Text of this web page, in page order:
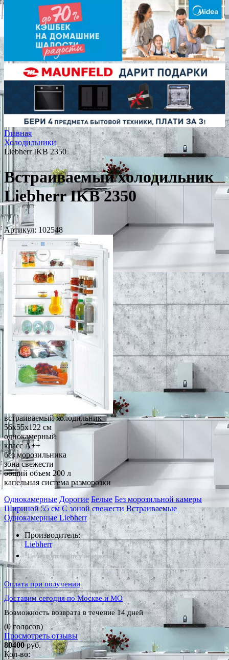
Главная
Холодильники
Liebherr IKB 2350
Встраиваемый холодильник
Liebherr IKB 2350
Артикул: 102548
встраиваемый холодильник
56x55x122 см
однокамерный
класс A++
без морозильника
зона свежести
общий объем 200 л
капельная система разморозки
Однокамерные Дорогие Белые Без морозильной камеры
Шириной 55 см С зоной свежести Встраиваемые
Однокамерные Liebherr
Производитель:
Liebherr
*Наличие уточняйте у менеджера
Оплата при получении
Доставим сегодня по Москве и МО
Возможность возврата в течение 14 дней
(0 голосов)
Просмотреть отзывы
80400руб.
Кол-во: